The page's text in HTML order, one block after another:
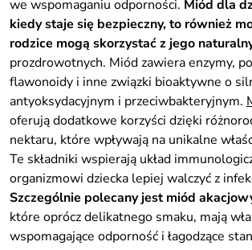
we wspomaganiu odporności. Miód dla
kiedystaje się bezpieczny, to również
rodzice mogą skorzystać z jego
prozdrowotnych. Miód zawiera enzymy,
flawonoidy i inne związki bioaktywne o
antyoksydacyjnym i przeciwbakteryjnym.
oferują dodatkowe korzyści dzięki
nektaru, które wpływają na unikalne
Te składniki wspierają układ
organizmowi dziecka lepiej walczyć z
Szczególnie polecany jest miód
które oprócz delikatnego smaku, mają
wspomagające odporność i łagodzące